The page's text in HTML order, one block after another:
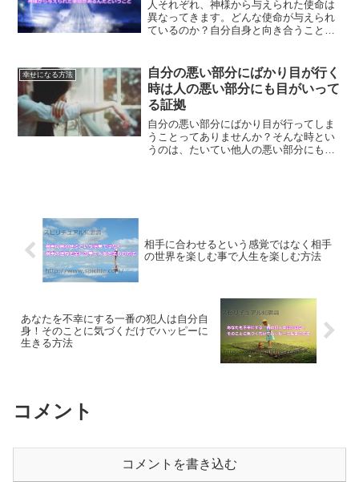
人それぞれ、神様から与えられた使命は
異なってきます。どんな使命が与えられ
ているのか？自分自身と向き合うことで
す。自分ができること、得意なことに目
を向けてみませんか？
幸せになる方法
自分の悪い部分にばかり目が行く
時は人の悪い部分にも目がいって
る証拠
自分の悪い部分にばかり目が行ってしま
うことってありませんか？そんな時とい
うのは、たいてい他人の悪い部分にも目
相手に合わせるという感覚ではなく相手
の世界を楽しむ事で人生を楽しむ方法
あなたを不幸にする一番の犯人は自分自
身！そのことに気づくだけでハッピーに
生きる方法
コメント
コメントを書き込む